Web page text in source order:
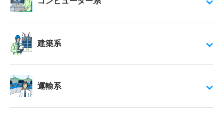
建築系
運輸系